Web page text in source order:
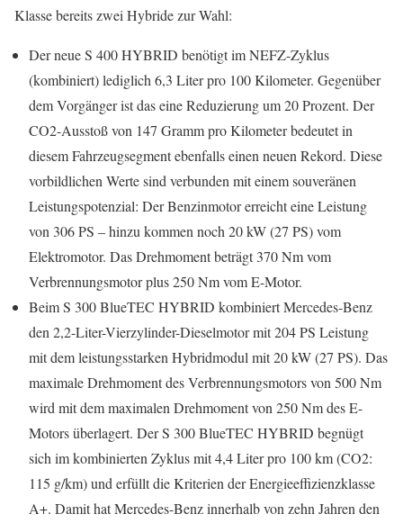
Klasse bereits zwei Hybride zur Wahl:
Der neue S 400 HYBRID benötigt im NEFZ-Zyklus
(kombiniert) lediglich 6,3 Liter pro 100 Kilometer. Gegenüber
dem Vorgänger ist das eine Reduzierung um 20 Prozent. Der
CO2-Ausstoß von 147 Gramm pro Kilometer bedeutet in
diesem Fahrzeugsegment ebenfalls einen neuen Rekord. Diese
vorbildlichen Werte sind verbunden mit einem souveränen
Leistungspotenzial: Der Benzinmotor erreicht eine Leistung
von 306 PS – hinzu kommen noch 20 kW (27 PS) vom
Elektromotor. Das Drehmoment beträgt 370 Nm vom
Verbrennungsmotor plus 250 Nm vom E-Motor.
Beim S 300 BlueTEC HYBRID kombiniert Mercedes-Benz
den 2,2-Liter-Vierzylinder-Dieselmotor mit 204 PS Leistung
mit dem leistungsstarken Hybridmodul mit 20 kW (27 PS). Das
maximale Drehmoment des Verbrennungsmotors von 500 Nm
wird mit dem maximalen Drehmoment von 250 Nm des E-
Motors überlagert. Der S 300 BlueTEC HYBRID begnügt
sich im kombinierten Zyklus mit 4,4 Liter pro 100 km (CO2:
115 g/km) und erfüllt die Kriterien der Energieeffizienzklasse
A+. Damit hat Mercedes-Benz innerhalb von zehn Jahren den